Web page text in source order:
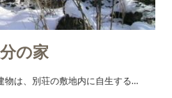
の家
物は、別荘の敷地内に自生する…